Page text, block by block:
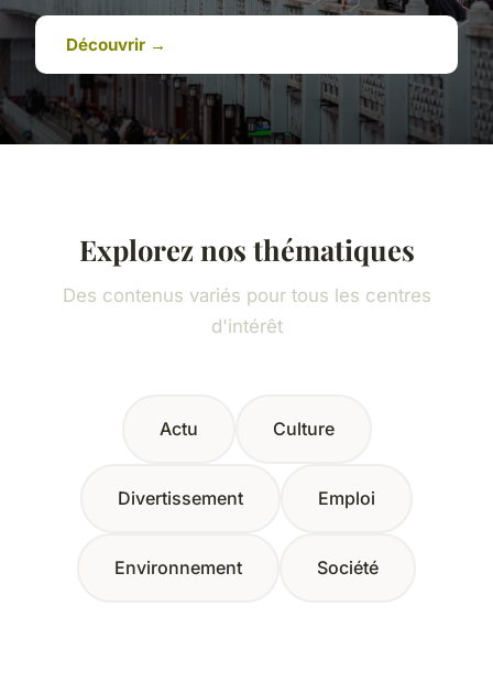
Découvrir →
Explorez nos thématiques
Des contenus variés pour tous les centres
d'intérêt
Actu Culture
Divertissement Emploi
Environnement Société